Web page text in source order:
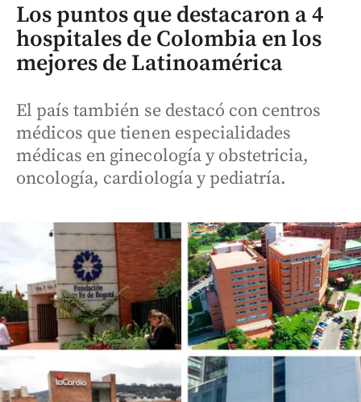
Los puntos que destacaron a 4
hospitales de Colombia en los
mejores de Latinoamérica
El país también se destacó con centros
médicos que tienen especialidades
médicas en ginecología y obstetricia,
oncología, cardiología y pediatría.